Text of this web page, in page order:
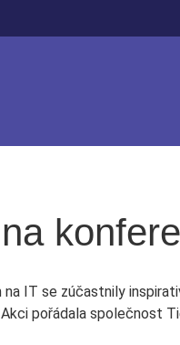
IT se zúčastnily
pořádala společnost